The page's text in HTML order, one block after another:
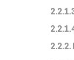
2.2.2.